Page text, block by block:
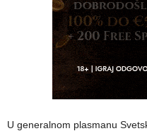
U generalnom plasmanu